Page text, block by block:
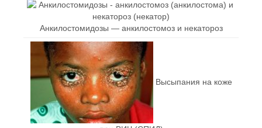
Анкилостомидозы — анкилостомоз и некатороз
Высыпания на коже